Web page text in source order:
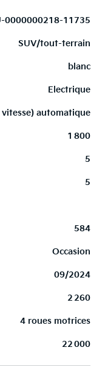
0000000218-11735
SUV/tout-terrain
blanc
Electrique
vitesse) automatique
1 800
5
5
584
Occasion
09/2024
2 260
4 roues motrices
22 000